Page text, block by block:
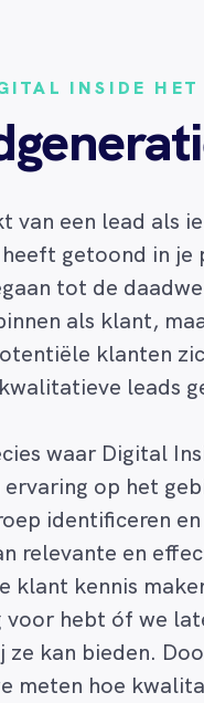
INSIDE HET
van een lead als
heeft getoond in
tot de
als klant,
klanten
leads
waar Digital
ervaring op het
identificeren
relevante en
klant kennis
voor hebt óf we
ze kan bieden.
meten hoe